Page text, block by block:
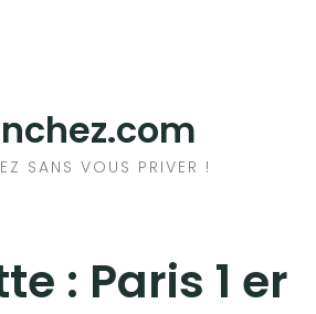
SANS VOUS PRIVER !
: Paris 1 er